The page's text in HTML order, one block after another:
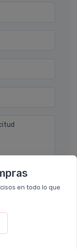
en todo lo que